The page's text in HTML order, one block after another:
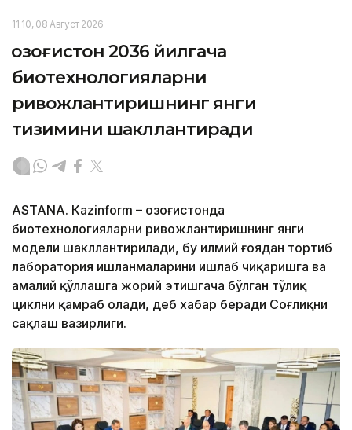
11:10, 08 Август 2026
Қозоғистон 2036 йилгача
биотехнологияларни
ривожлантиришнинг янги
тизимини шакллантиради
ASTANА. Кazinform – Қозоғистонда
биотехнологияларни ривожлантиришнинг янги
модели шакллантирилади, бу илмий ғоядан тортиб
лаборатория ишланмаларини ишлаб чиқаришга ва
амалий қўллашга жорий этишгача бўлган тўлиқ
циклни қамраб олади, деб хабар беради Соғлиқни
сақлаш вазирлиги.